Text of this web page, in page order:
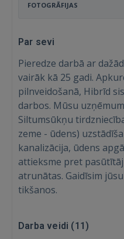
Ienākt
FOTOGRĀFIJAS
Par sevi
Pieredze darbā ar
vairāk kā 25 gadi.
pilnveidošanā, Hibrīd
darbos. Mūsu
Siltumsūkņu
zeme - ūdens)
kanalizācija, ūdens
attieksme pret
atrunātas. Gaidīsim
tikšanos.
Darba veidi (11)